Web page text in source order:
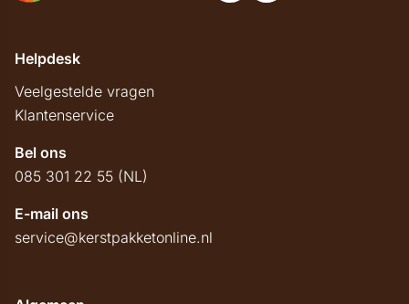
Helpdesk
Veelgestelde vragen
Klantenservice
Bel ons
085 301 22 55 (NL)
E-mail ons
service@kerstpakketonline.nl